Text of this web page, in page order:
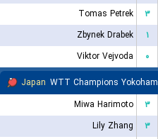
Tomas Petrek
۳
Zbynek Drabek
۱
Viktor Vejvoda
۰
Japan WTT Champions
Miwa Harimoto
۳
Lily Zhang
۳